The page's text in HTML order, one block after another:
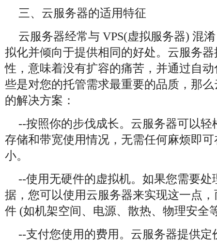
三、云服务器的适用特征
云服务器经常与 VPS(虚拟服务器) 混
拟化并倾向于提供相同的好处。云服务
性，意味着没有扩容的痛苦，并通过自
些是对您的托管需求最重要的品质，那
的解决方案：
--按照你的步伐成长。云服务器可以轻
存储和带宽使用情况，无需任何麻烦即
小。
--使用无硬件的虚拟机。如果您需要处
据，您可以使用云服务器来实现这一点
件 (如机架空间、电源、散热、物理安全
--支付您使用的费用。云服务器提供定